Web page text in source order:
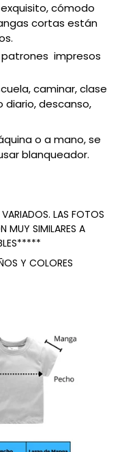
cómodo
cortas están
impresos
caminar, clase
diario, descanso,
o a mano, se
blanqueador.
LAS FOTOS
MUY SIMILARES A
Y COLORES